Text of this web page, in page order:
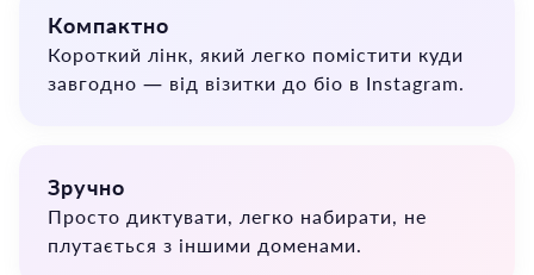
✨
Компактно
Короткий лінк, який легко помістити куди
завгодно — від візитки до біо в Instagram.
🎯
Зручно
Просто диктувати, легко набирати, не
плутається з іншими доменами.